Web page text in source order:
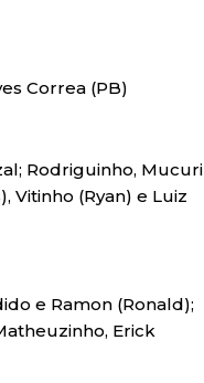
Correa (PB)
Rodriguinho, Mucuri
Vitinho (Ryan) e Luiz
e Ramon (Ronald);
Erick